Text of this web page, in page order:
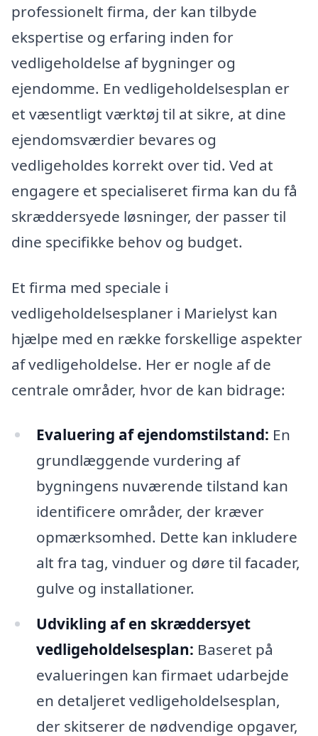
professionelt firma, der kan tilbyde
ekspertise og erfaring inden for
vedligeholdelse af bygninger og
ejendomme. En vedligeholdelsesplan er
et væsentligt værktøj til at sikre, at dine
ejendomsværdier bevares og
vedligeholdes korrekt over tid. Ved at
engagere et specialiseret firma kan du få
skræddersyede løsninger, der passer til
dine specifikke behov og budget.
Et firma med speciale i
vedligeholdelsesplaner i Marielyst kan
hjælpe med en række forskellige aspekter
af vedligeholdelse. Her er nogle af de
centrale områder, hvor de kan bidrage:
Evaluering af ejendomstilstand: En
grundlæggende vurdering af
bygningens nuværende tilstand kan
identificere områder, der kræver
opmærksomhed. Dette kan inkludere
alt fra tag, vinduer og døre til facader,
gulve og installationer.
Udvikling af en skræddersyet
vedligeholdelsesplan: Baseret på
evalueringen kan firmaet udarbejde
en detaljeret vedligeholdelsesplan,
der skitserer de nødvendige opgaver,